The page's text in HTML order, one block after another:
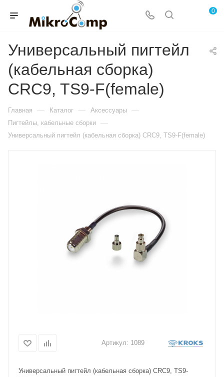
0
Универсальный пигтейл
(кабельная сборка)
CRC9, TS9-F(female)
Главная — Каталог — Аксессуары —
Пигтейлы, кабельные сборки —
Универсальный пигтейл (кабельная сборка) CRC9, TS9-F(female)
Артикул: 1089
Универсальный пигтейл (кабельная сборка) CRC9, TS9-